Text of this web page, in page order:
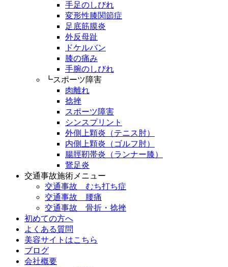
手足のしびれ
変形性膝関節症
足底筋膜炎
外反母趾
ドケルバン
膝の痛み
手腕のしびれ
┗スポーツ障害
肉離れ
捻挫
スポーツ障害
シンスプリント
外側上顆炎（テニス肘）
内側上顆炎（ゴルフ肘）
腸脛靭帯炎（ランナー膝）
鵞足炎
交通事故施術メニュー
交通事故 むち打ち症
交通事故 腰痛
交通事故 骨折・捻挫
初めての方へ
よくある質問
美容サイトはこちら
ブログ
会社概要